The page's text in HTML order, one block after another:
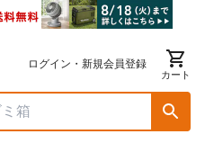
ログイン・新規会員登録
カート